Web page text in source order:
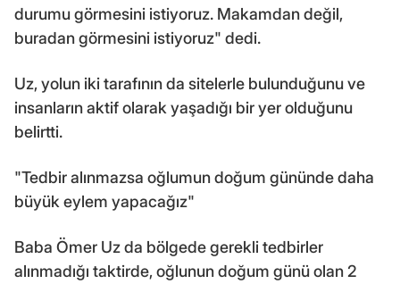
durumu görmesini istiyoruz. Makamdan değil,
buradan görmesini istiyoruz" dedi.
Uz, yolun iki tarafının da sitelerle bulunduğunu ve
insanların aktif olarak yaşadığı bir yer olduğunu
belirtti.
"Tedbir alınmazsa oğlumun doğum gününde daha
büyük eylem yapacağız"
Baba Ömer Uz da bölgede gerekli tedbirler
alınmadığı taktirde, oğlunun doğum günü olan 2